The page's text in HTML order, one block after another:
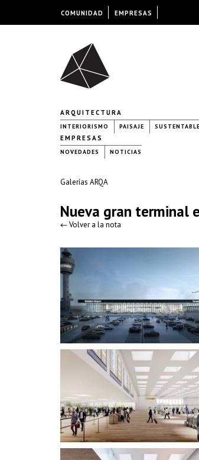
ARQUITECTURA
INTERIORISMO PAISAJE SUSTENTABLE
EMPRESAS
NOVEDADES NOTICIAS
Galerías ARQA
Nueva gran terminal
← Volver a la nota
COMUNIDAD EMPRESAS